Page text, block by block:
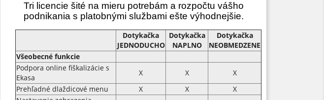
Tri licencie šité na mieru potrebám a rozpočtu vášho
podnikania s platobnými službami ešte výhodnejšie.
Dotykačka
JEDNODUCHO
Dotykačka
NAPLNO
Dotykačka
NEOBMEDZENE
Všeobecné funkcie
Podpora online fiškalizácie s
Ekasa
X X
X
Prehľadné dlaždicové menu
X X
X